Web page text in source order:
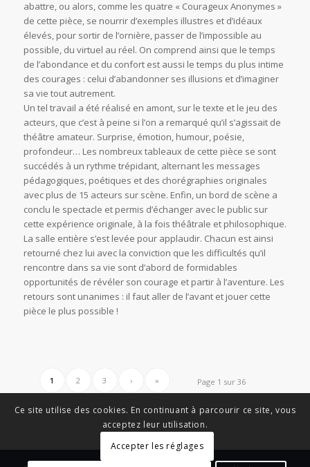
abattre, ou alors, comme les quatre « Courageux Anonymes »
de cette pièce, se nourrir d’exemples illustres et d’idéaux
élevés, pour sortir de l’ornière, passer de l’impossible au
possible, du virtuel au réel. On comprend ainsi que le temps
de l’abondance et du confort est aussi le temps du plus intime
des courages : celui d’abandonner ses illusions et d’imaginer
sa vie tout autrement.
Un tel travail a été réalisé en amont, sur le texte et le jeu des
acteurs, que c’est à peine si l’on a remarqué qu’il s’agissait de
théâtre amateur. Surprise, émotion, humour, poésie,
profondeur… Les nombreux tableaux de cette pièce se sont
succédés à un rythme trépidant, alternant les messages
pédagogiques, poétiques et des chorégraphies originales
avec plus de 15 acteurs sur scène. Enfin, un bord de scène a
conclu le spectacle et permis d’échanger avec le public sur
cette expérience originale, à la fois théâtrale et philosophique.
La salle entière s’est levée pour applaudir. Chacun est ainsi
retourné chez lui avec la conviction que les difficultés qu’il
rencontre dans sa vie sont d’abord de formidables
opportunités de révéler son courage et partir à l’aventure. Les
retours sont unanimes : il faut aller de l’avant et jouer cette
pièce le plus possible !
Page 1 sur 36
1 2 3 › »
Ce site utilise des cookies. En continuant à parcourir ce site, vous
acceptez leur utilisation.
Accepter les réglages